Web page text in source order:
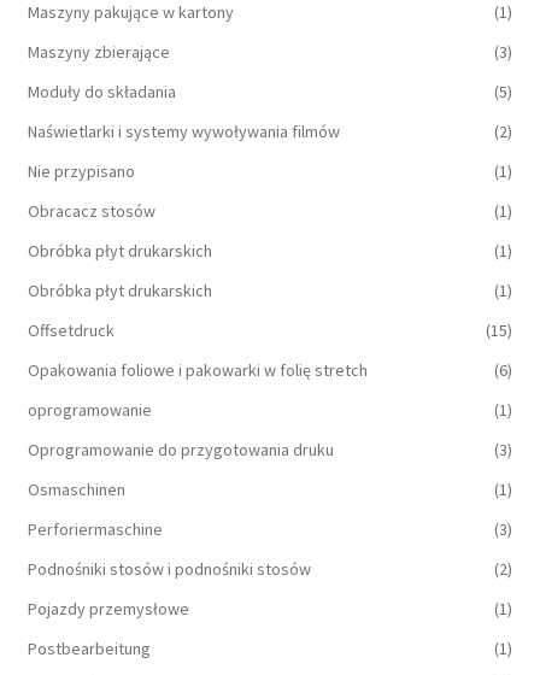
Maszyny pakujące w kartony
(1)
Maszyny zbierające
(3)
Moduły do składania
(5)
Naświetlarki i systemy wywoływania filmów
(2)
Nie przypisano
(1)
Obracacz stosów
(1)
Obróbka płyt drukarskich
(1)
Obróbka płyt drukarskich
(1)
Offsetdruck
(15)
Opakowania foliowe i pakowarki w folię stretch
(6)
oprogramowanie
(1)
Oprogramowanie do przygotowania druku
(3)
Osmaschinen
(1)
Perforiermaschine
(3)
Podnośniki stosów i podnośniki stosów
(2)
Pojazdy przemysłowe
(1)
Postbearbeitung
(1)